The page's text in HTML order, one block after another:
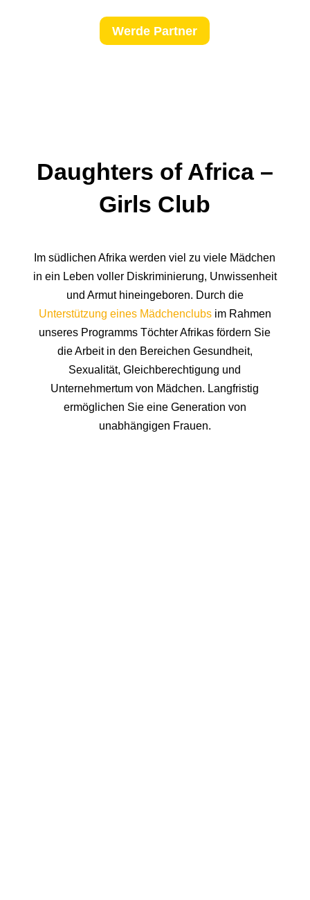
Werde Partner
Daughters of Africa –
Girls Club
Im südlichen Afrika werden viel zu viele Mädchen
in ein Leben voller Diskriminierung, Unwissenheit
und Armut hineingeboren. Durch die
Unterstützung eines Mädchenclubsim Rahmen
unseres Programms Töchter Afrikas fördern Sie
die Arbeit in den Bereichen Gesundheit,
Sexualität, Gleichberechtigung und
Unternehmertum von Mädchen. Langfristig
ermöglichen Sie eine Generation von
unabhängigen Frauen.